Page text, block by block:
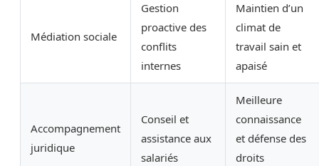
Médiation sociale
Gestion
proactive des
conflits
internes
Maintien d’un
climat de
travail sain et
apaisé
Accompagnement
juridique
Conseil et
assistance aux
salariés
Meilleure
connaissance
et défense des
droits